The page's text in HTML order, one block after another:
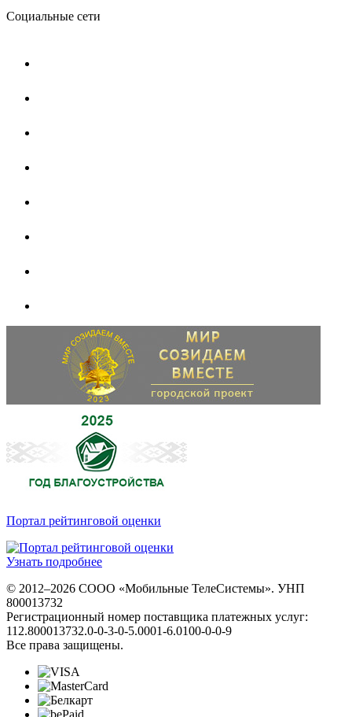
Социальные сети
Портал рейтинговой оценки
Узнать подробнее
© 2012–2026 СООО «Мобильные ТелеСистемы». УНП
800013732
Регистрационный номер поставщика платежных услуг:
112.800013732.0-0-3-0-5.0001-6.0100-0-0-9
Все права защищены.